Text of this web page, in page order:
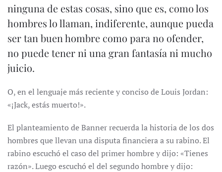
ninguna de estas cosas, sino que es, como los
hombres lo llaman, indiferente, aunque pueda
ser tan buen hombre como para no ofender,
no puede tener ni una gran fantasía ni mucho
juicio.
O, en el lenguaje más reciente y conciso de Louis Jordan:
«¡Jack, estás muerto!».
El planteamiento de Banner recuerda la historia de los dos
hombres que llevan una disputa financiera a su rabino. El
rabino escuchó el caso del primer hombre y dijo: «Tienes
razón». Luego escuchó el del segundo hombre y dijo: